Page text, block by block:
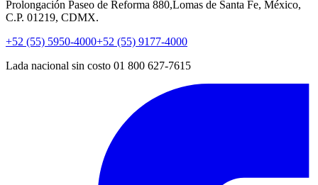
Prolongación Paseo de Reforma 880,Lomas de Santa Fe, México,
C.P. 01219, CDMX.
+52 (55) 5950-4000+52 (55) 9177-4000
Lada nacional sin costo 01 800 627-7615